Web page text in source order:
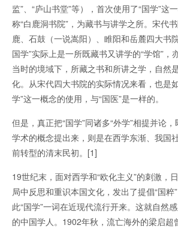
监”、“庐山书堂”等），首次使用了“国学”这
称“白鹿洞书院”，为藏书与讲学之所。宋代
鹿、石鼓（一说嵩阳）、睢阳和岳麓四大书
国学”实际上是一所既藏书又讲学的“学馆”，
当时的境域下，所藏之书和所讲之学，自然
化。从宋代四大书院的实际情况来看，也是
学”这一概念的使用，与“国医”是一样的。
但是，真正把“国学”同诸多“外学”相提并论
学术的概念提出来，则是在西学东渐、我国
前转型的清末民初。[1]
19世纪末，面对西学和“欧化主义”的刺激，
局中反思和重识本国文化，发出了提倡“国粹
此“国学”一词在近现代流行开来。这就自然
的中国学人。1902年秋，流亡海外的梁启超